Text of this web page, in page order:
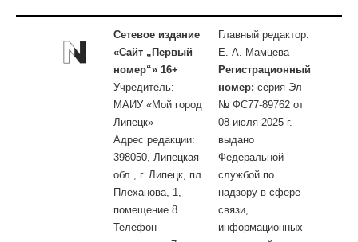
Сетевое издание
«Сайт „Первый
номер“» 16+
Учредитель:
МАИУ «Мой город
Липецк»
Адрес редакции:
398050, Липецкая
обл., г. Липецк, пл.
Плеханова, 1,
помещение 8
Телефон
Главный редактор:
Е. А. Мамцева
Регистрационный
номер: серия Эл
№ ФС77-89762 от
08 июля 2025 г.
выдано
Федеральной
службой по
надзору в сфере
связи,
информационных